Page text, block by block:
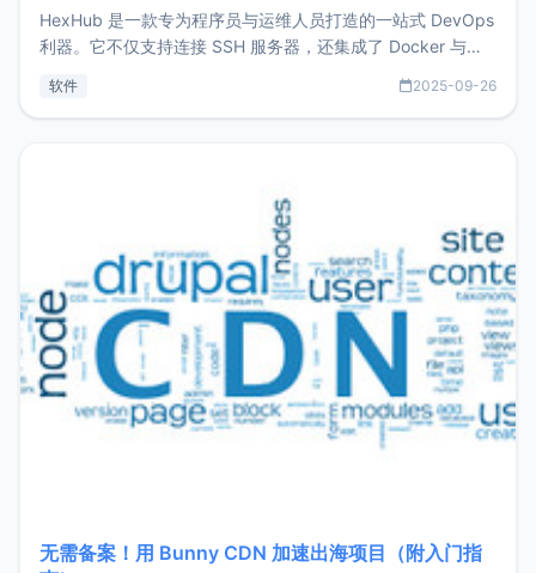
HexHub 是一款专为程序员与运维人员打造的一站式 DevOps
利器。它不仅支持连接 SSH 服务器，还集成了 Docker 与常
件间频繁切换，仅凭 HexHub 即可同时搞定运维与数据库操
软件 2025-09-26
无需备案！用 Bunny CDN 加速出海项目（附入门指